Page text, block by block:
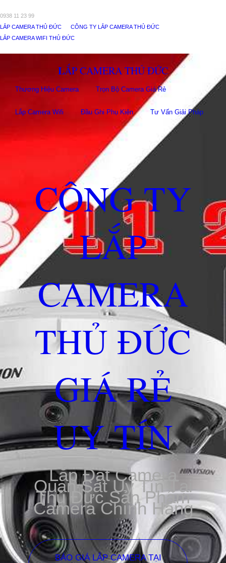
0938 11 23 99
LẮP CAMERA THỦ ĐỨC
CÔNG TY LẮP CAMERA THỦ ĐỨC
LẮP CAMERA WIFI THỦ ĐỨC
LẮP CAMERA THỦ ĐỨC
Thương Hiệu Camera Trọn Bộ Camera Giá Rẻ
Lắp Camera Wifi Đầu Ghi Phụ Kiên Tư Vấn Giải Pháp
CÔNG TY
LẮP
CAMERA
THỦ ĐỨC
GIÁ RẺ
UY TÍN
Lắp Đặt Camera
Quan Sát Uy Tín Tại
Thủ Đức Sản Phẩm
Camera Chính Hãng
BÁO GIÁ LẮP CAMERA TẠI